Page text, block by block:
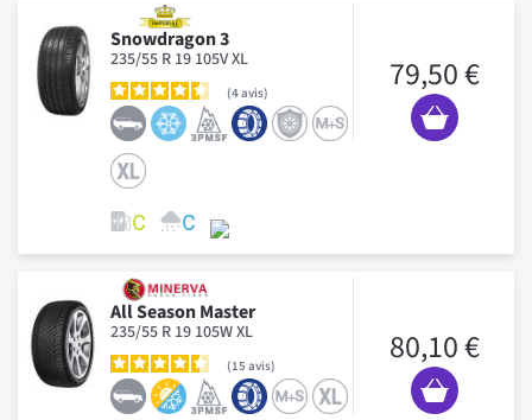
Snowdragon 3
235/55 R 19 105V XL
4avis 79,50 €
All Season Master
235/55 R 19 105W XL
15 avis 80,10 €